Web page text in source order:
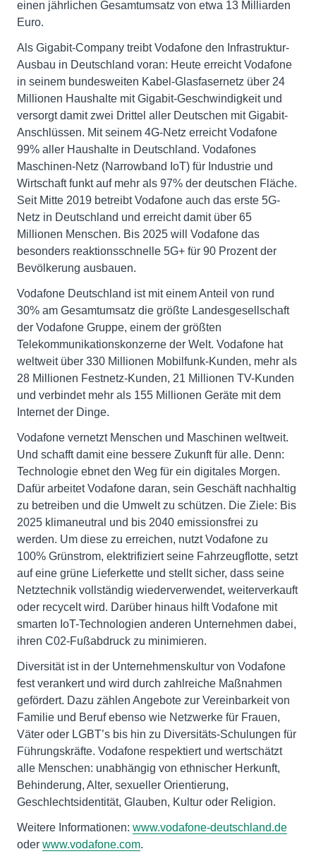
einen jährlichen Gesamtumsatz von etwa 13 Milliarden
Euro.
Als Gigabit-Company treibt Vodafone den Infrastruktur-
Ausbau in Deutschland voran: Heute erreicht Vodafone
in seinem bundesweiten Kabel-Glasfasernetz über 24
Millionen Haushalte mit Gigabit-Geschwindigkeit und
versorgt damit zwei Drittel aller Deutschen mit Gigabit-
Anschlüssen. Mit seinem 4G-Netz erreicht Vodafone
99% aller Haushalte in Deutschland. Vodafones
Maschinen-Netz (Narrowband IoT) für Industrie und
Wirtschaft funkt auf mehr als 97% der deutschen Fläche.
Seit Mitte 2019 betreibt Vodafone auch das erste 5G-
Netz in Deutschland und erreicht damit über 65
Millionen Menschen. Bis 2025 will Vodafone das
besonders reaktionsschnelle 5G+ für 90 Prozent der
Bevölkerung ausbauen.
Vodafone Deutschland ist mit einem Anteil von rund
30% am Gesamtumsatz die größte Landesgesellschaft
der Vodafone Gruppe, einem der größten
Telekommunikationskonzerne der Welt. Vodafone hat
weltweit über 330 Millionen Mobilfunk-Kunden, mehr als
28 Millionen Festnetz-Kunden, 21 Millionen TV-Kunden
und verbindet mehr als 155 Millionen Geräte mit dem
Internet der Dinge.
Vodafone vernetzt Menschen und Maschinen weltweit.
Und schafft damit eine bessere Zukunft für alle. Denn:
Technologie ebnet den Weg für ein digitales Morgen.
Dafür arbeitet Vodafone daran, sein Geschäft nachhaltig
zu betreiben und die Umwelt zu schützen. Die Ziele: Bis
2025 klimaneutral und bis 2040 emissionsfrei zu
werden. Um diese zu erreichen, nutzt Vodafone zu
100% Grünstrom, elektrifiziert seine Fahrzeugflotte, setzt
auf eine grüne Lieferkette und stellt sicher, dass seine
Netztechnik vollständig wiederverwendet, weiterverkauft
oder recycelt wird. Darüber hinaus hilft Vodafone mit
smarten IoT-Technologien anderen Unternehmen dabei,
ihren C02-Fußabdruck zu minimieren.
Diversität ist in der Unternehmenskultur von Vodafone
fest verankert und wird durch zahlreiche Maßnahmen
gefördert. Dazu zählen Angebote zur Vereinbarkeit von
Familie und Beruf ebenso wie Netzwerke für Frauen,
Väter oder LGBT’s bis hin zu Diversitäts-Schulungen für
Führungskräfte. Vodafone respektiert und wertschätzt
alle Menschen: unabhängig von ethnischer Herkunft,
Behinderung, Alter, sexueller Orientierung,
Geschlechtsidentität, Glauben, Kultur oder Religion.
Weitere Informationen: www.vodafone-deutschland.de
oder www.vodafone.com.